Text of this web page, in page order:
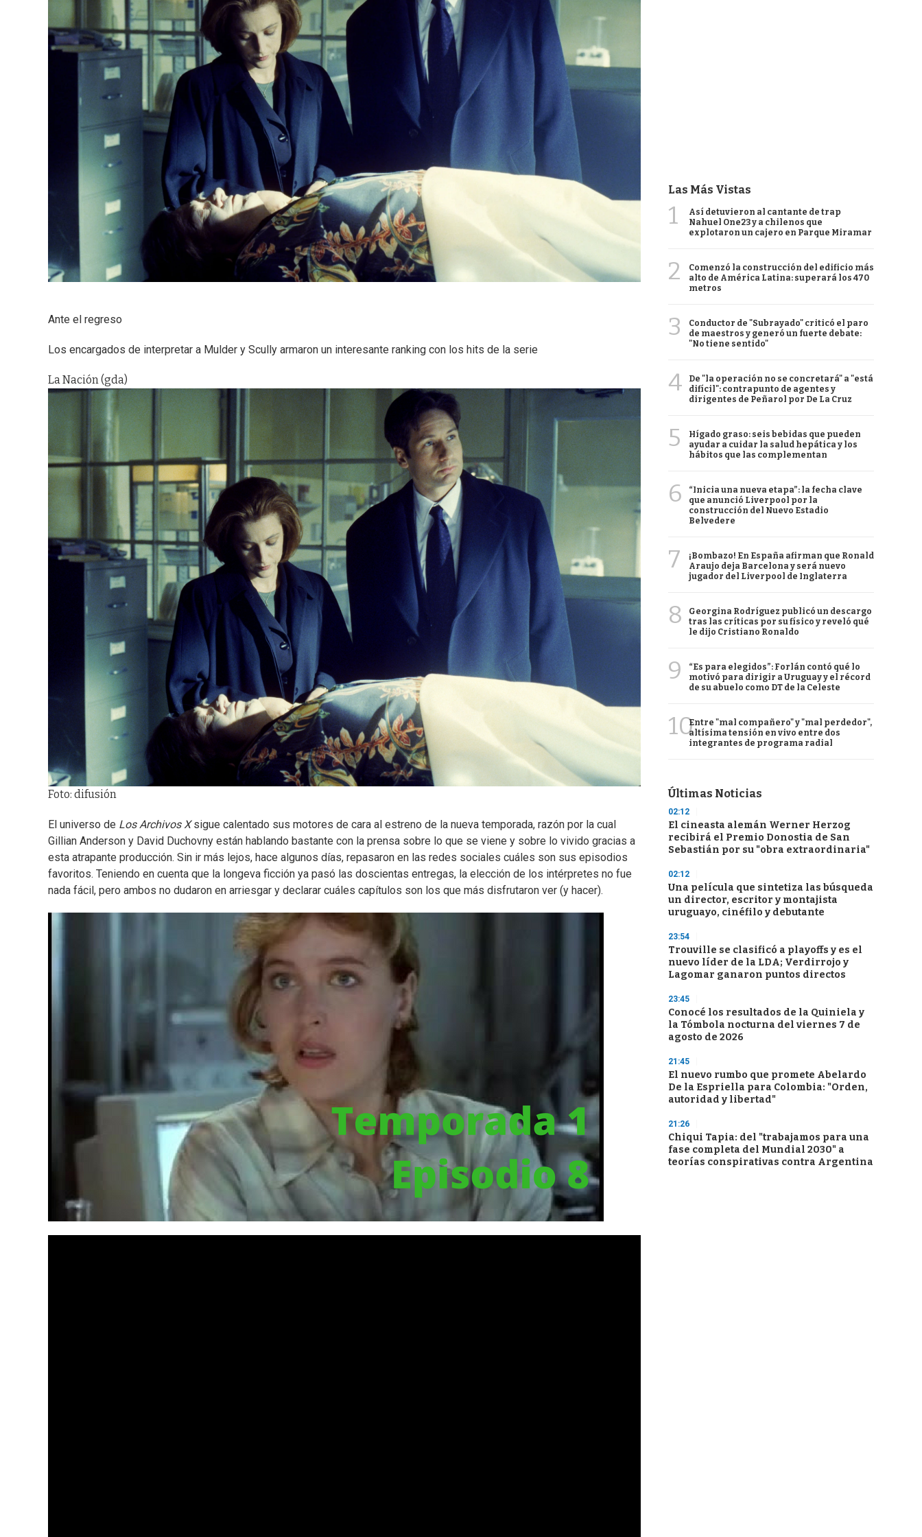
Ante el regreso
Los encargados de interpretar a Mulder y Scully armaron un interesante ranking con los hits de la serie
La Nación (gda)
Foto: difusión
El universo de Los Archivos Xsigue calentado sus motores de cara al estreno de la nueva temporada, razón por la cual
Gillian Anderson y David Duchovny están hablando bastante con la prensa sobre lo que se viene y sobre lo vivido gracias a
esta atrapante producción. Sin ir más lejos, hace algunos días, repasaron en las redes sociales cuáles son sus episodios
favoritos. Teniendo en cuenta que la longeva ficción ya pasó las doscientas entregas, la elección de los intérpretes no fue
nada fácil, pero ambos no dudaron en arriesgar y declarar cuáles capítulos son los que más disfrutaron ver (y hacer).
Las Más Vistas
1
Así detuvieron al cantante de trap
Nahuel One23 y a chilenos que
explotaron un cajero en Parque Miramar
2
Comenzó la construcción del edificio más
alto de América Latina: superará los 470
metros
3
Conductor de "Subrayado" criticó el paro
de maestros y generó un fuerte debate:
"No tiene sentido"
4
De "la operación no se concretará" a "está
difícil": contrapunto de agentes y
dirigentes de Peñarol por De La Cruz
5
Hígado graso: seis bebidas que pueden
ayudar a cuidar la salud hepática y los
hábitos que las complementan
6
“Inicia una nueva etapa”: la fecha clave
que anunció Liverpool por la
construcción del Nuevo Estadio
Belvedere
7
¡Bombazo! En España afirman que Ronald
Araujo deja Barcelona y será nuevo
jugador del Liverpool de Inglaterra
8
Georgina Rodríguez publicó un descargo
tras las críticas por su físico y reveló qué
le dijo Cristiano Ronaldo
9
“Es para elegidos”: Forlán contó qué lo
motivó para dirigir a Uruguay y el récord
de su abuelo como DT de la Celeste
10Entre "mal compañero" y "mal perdedor",
altísima tensión en vivo entre dos
integrantes de programa radial
Últimas Noticias
02:12
El cineasta alemán Werner Herzog
recibirá el Premio Donostia de San
Sebastián por su "obra extraordinaria"
02:12
Una película que sintetiza las búsqueda
un director, escritor y montajista
uruguayo, cinéfilo y debutante
23:54
Trouville se clasificó a playoffs y es el
nuevo líder de la LDA; Verdirrojo y
Lagomar ganaron puntos directos
23:45
Conocé los resultados de la Quiniela y
la Tómbola nocturna del viernes 7 de
agosto de 2026
21:45
El nuevo rumbo que promete Abelardo
De la Espriella para Colombia: "Orden,
autoridad y libertad"
21:26
Chiqui Tapia: del "trabajamos para una
fase completa del Mundial 2030" a
teorías conspirativas contra Argentina